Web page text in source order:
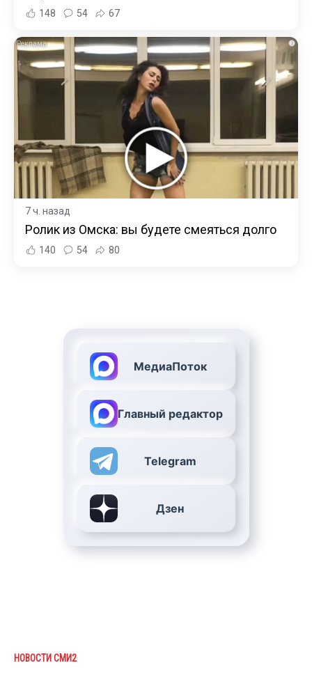
148 54 67
i
7 ч. назад
Ролик из Омска: вы будете смеяться долго
140 54 80
МедиаПоток
Главный редактор
Telegram
Дзен
НОВОСТИ СМИ2